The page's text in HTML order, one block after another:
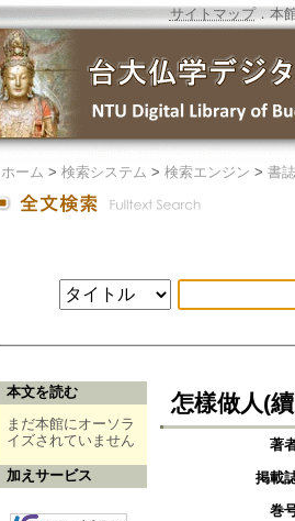
サイトマップ．本
ホーム > 検索システム > 検索エンジン > 書
本文を読む
まだ本館にオーソラ
イズされていません
加えサービス
怎樣做人(
著
掲載
巻